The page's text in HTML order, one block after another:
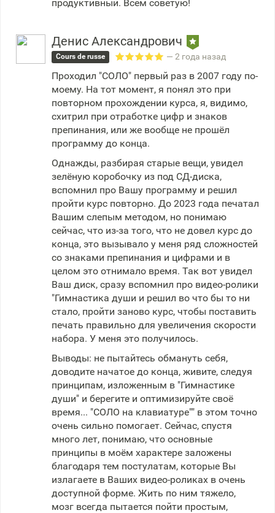
продуктивный. Всем советую!
Денис Александрович
Cours de russe — 2 года назад
Проходил "СОЛО" первый раз в 2007 году по-
моему. На тот момент, я понял это при
повторном прохождении курса, я, видимо,
схитрил при отработке цифр и знаков
препинания, или же вообще не прошёл
программу до конца.
Однажды, разбирая старые вещи, увидел
зелёную коробочку из под СД-диска,
вспомнил про Вашу программу и решил
пройти курс повторно. До 2023 года печатал
Вашим слепым методом, но понимаю
сейчас, что из-за того, что не довел курс до
конца, это вызывало у меня ряд сложностей
со знаками препинания и цифрами и в
целом это отнимало время. Так вот увидел
Ваш диск, сразу вспомнил про видео-ролики
"Гимнастика души и решил во что бы то ни
стало, пройти заново курс, чтобы поставить
печать правильно для увеличения скорости
набора. У меня это получилось.
Выводы: не пытайтесь обмануть себя,
доводите начатое до конца, живите, следуя
принципам, изложенным в "Гимнастике
души" и берегите и оптимизируйте своё
время... "СОЛО на клавиатуре"" в этом точно
очень сильно помогает. Сейчас, спустя
много лет, понимаю, что основные
принципы в моём характере заложены
благодаря тем постулатам, которые Вы
излагаете в Ваших видео-роликах в очень
доступной форме. Жить по ним тяжело,
мозг всегда пытается пойти простым,